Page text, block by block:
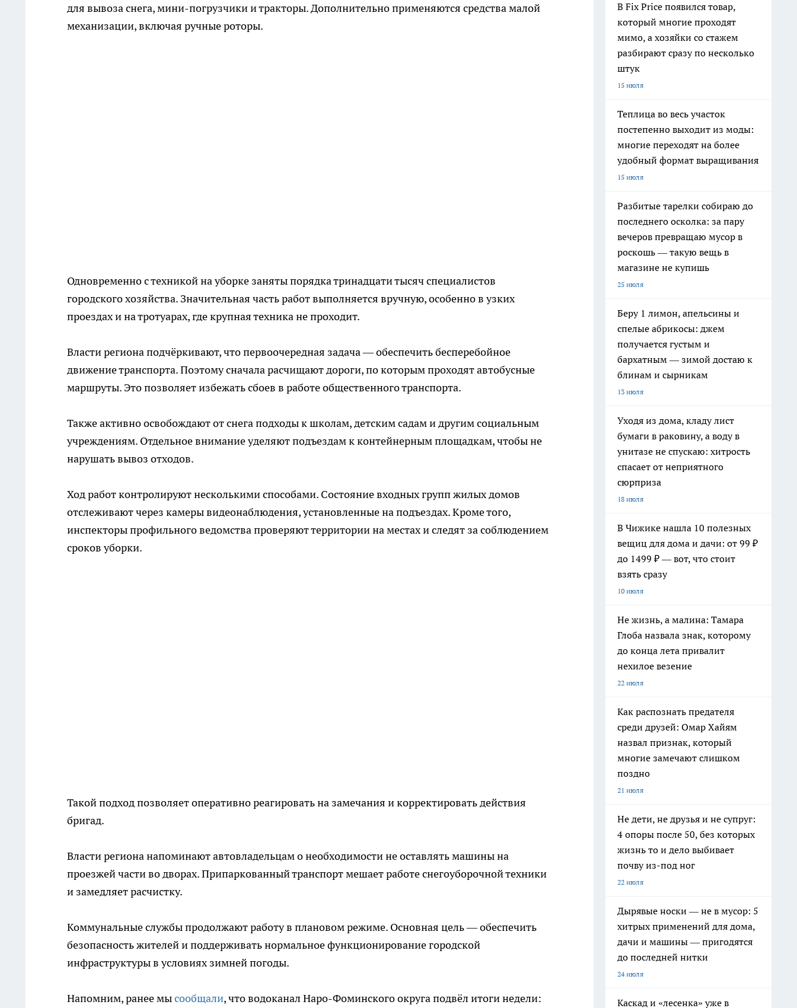
для вывоза снега, мини-погрузчики и тракторы. Дополнительно применяются средства малой
механизации, включая ручные роторы.
Одновременно с техникой на уборке заняты порядка тринадцати тысяч специалистов
городского хозяйства. Значительная часть работ выполняется вручную, особенно в узких
проездах и на тротуарах, где крупная техника не проходит.
Власти региона подчёркивают, что первоочередная задача — обеспечить бесперебойное
движение транспорта. Поэтому сначала расчищают дороги, по которым проходят автобусные
маршруты. Это позволяет избежать сбоев в работе общественного транспорта.
Также активно освобождают от снега подходы к школам, детским садам и другим социальным
учреждениям. Отдельное внимание уделяют подъездам к контейнерным площадкам, чтобы не
нарушать вывоз отходов.
Ход работ контролируют несколькими способами. Состояние входных групп жилых домов
отслеживают через камеры видеонаблюдения, установленные на подъездах. Кроме того,
инспекторы профильного ведомства проверяют территории на местах и следят за соблюдением
сроков уборки.
Такой подход позволяет оперативно реагировать на замечания и корректировать действия
бригад.
Власти региона напоминают автовладельцам о необходимости не оставлять машины на
проезжей части во дворах. Припаркованный транспорт мешает работе снегоуборочной техники
и замедляет расчистку.
Коммунальные службы продолжают работу в плановом режиме. Основная цель — обеспечить
безопасность жителей и поддерживать нормальное функционирование городской
инфраструктуры в условиях зимней погоды.
Напомним, ранее мысообщали, что водоканал Наро-Фоминского округа подвёл итоги недели:
В Fix Price появился товар,
который многие проходят
мимо, а хозяйки со стажем
разбирают сразу по несколько
штук
15 июля
Теплица во весь участок
постепенно выходит из моды:
многие переходят на более
удобный формат выращивания
15 июля
Разбитые тарелки собираю до
последнего осколка: за пару
вечеров превращаю мусор в
роскошь — такую вещь в
магазине не купишь
25 июля
Беру 1 лимон, апельсины и
спелые абрикосы: джем
получается густым и
бархатным — зимой достаю к
блинам и сырникам
13 июля
Уходя из дома, кладу лист
бумаги в раковину, а воду в
унитазе не спускаю: хитрость
спасает от неприятного
сюрприза
18 июля
В Чижике нашла 10 полезных
вещиц для дома и дачи: от 99 ₽
до 1499 ₽ — вот, что стоит
взять сразу
10 июля
Не жизнь, а малина: Тамара
Глоба назвала знак, которому
до конца лета привалит
нехилое везение
22 июля
Как распознать предателя
среди друзей: Омар Хайям
назвал признак, который
многие замечают слишком
поздно
21 июля
Не дети, не друзья и не супруг:
4 опоры после 50, без которых
жизнь то и дело выбивает
почву из-под ног
22 июля
Дырявые носки — не в мусор: 5
хитрых применений для дома,
дачи и машины — пригодятся
до последней нитки
24 июля
Каскад и «лесенка» уже в